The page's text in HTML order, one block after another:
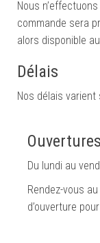
Nous
commande sera
alors disponible
Délais
Nos délais varient
Du lundi au
Rendez-vous
d’ouverture